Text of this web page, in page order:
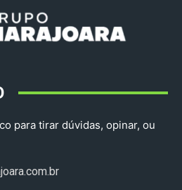
para tirar dúvidas, opinar, ou